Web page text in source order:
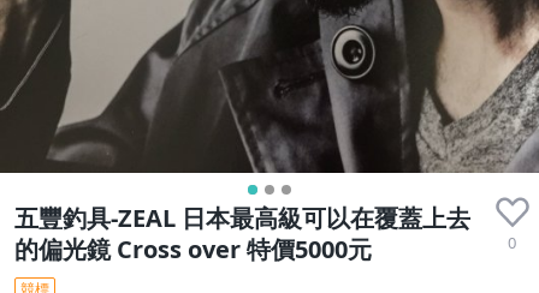
五豐釣具-ZEAL 日本最高級可以在覆蓋上去
的偏光鏡 Cross over 特價5000元
0
競標